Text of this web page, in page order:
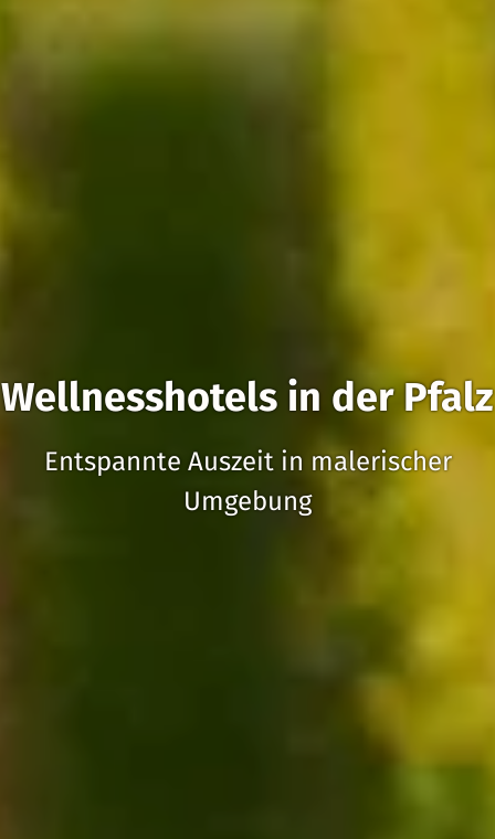
Wellnesshotels in der Pfalz
Entspannte Auszeit in malerischer
Umgebung